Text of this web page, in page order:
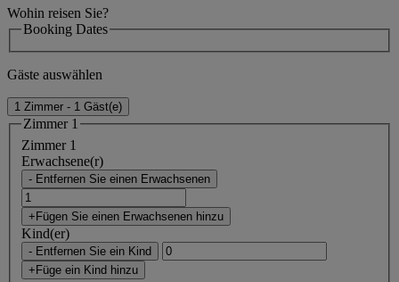
Wohin reisen Sie?
Booking Dates
Gäste auswählen
1 Zimmer - 1 Gäst(e)
Zimmer 1
Zimmer 1
Erwachsene(r)
- Entfernen Sie einen Erwachsenen
+Fügen Sie einen Erwachsenen hinzu
Kind(er)
- Entfernen Sie ein Kind
+Füge ein Kind hinzu